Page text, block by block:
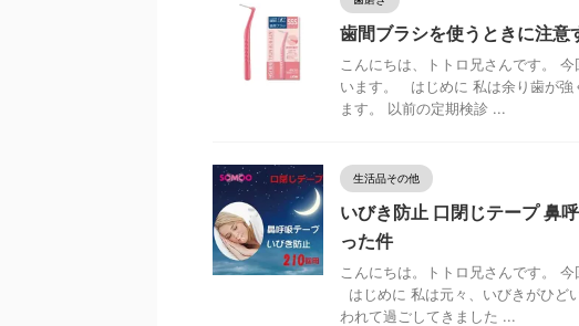
歯間ブラシを使うときに注意
こんにちは、トトロ兄さんです。
います。 はじめに 私は余り歯が強
ます。 以前の定期検診 ...
生活品その他
いびき防止 口閉じテープ 鼻
った件
こんにちは。トトロ兄さんです。
はじめに 私は元々、いびきがひど
われて過ごしてきました ...